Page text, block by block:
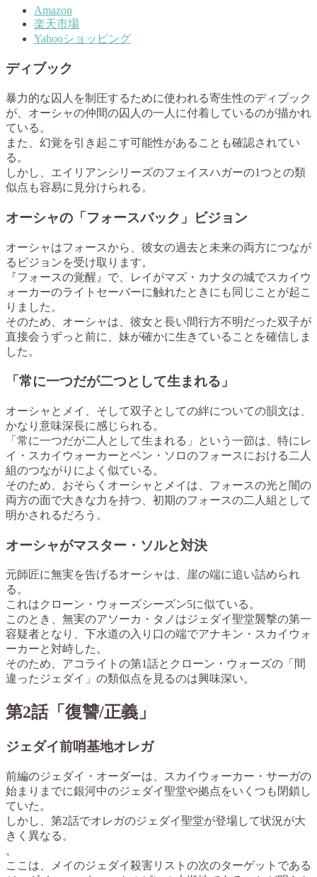
Amazon
楽天市場
Yahooショッピング
ディブック
暴力的な囚人を制圧するために使われる寄生性のディブック
が、オーシャの仲間の囚人の一人に付着しているのが描かれ
ている。
また、幻覚を引き起こす可能性があることも確認されてい
る。
しかし、エイリアンシリーズのフェイスハガーの1つとの類
似点も容易に見分けられる。
オーシャの「フォースバック」ビジョン
オーシャはフォースから、彼女の過去と未来の両方につなが
るビジョンを受け取ります。
『フォースの覚醒』で、レイがマズ・カナタの城でスカイウ
ォーカーのライトセーバーに触れたときにも同じことが起こ
りました。
そのため、オーシャは、彼女と長い間行方不明だった双子が
直接会うずっと前に、妹が確かに生きていることを確信しま
した。
「常に一つだが二つとして生まれる」
オーシャとメイ、そして双子としての絆についての韻文は、
かなり意味深長に感じられる。
「常に一つだが二人として生まれる」という一節は、特にレ
イ・スカイウォーカーとベン・ソロのフォースにおける二人
組のつながりによく似ている。
そのため、おそらくオーシャとメイは、フォースの光と闇の
両方の面で大きな力を持つ、初期のフォースの二人組として
明かされるだろう。
オーシャがマスター・ソルと対決
元師匠に無実を告げるオーシャは、崖の端に追い詰められ
る。
これはクローン・ウォーズシーズン5に似ている。
このとき、無実のアソーカ・タノはジェダイ聖堂襲撃の第一
容疑者となり、下水道の入り口の端でアナキン・スカイウォ
ーカーと対峙した。
そのため、アコライトの第1話とクローン・ウォーズの「間
違ったジェダイ」の類似点を見るのは興味深い。
第2話「復讐/正義」
ジェダイ前哨基地オレガ
前編のジェダイ・オーダーは、スカイウォーカー・サーガの
始まりまでに銀河中のジェダイ聖堂や拠点をいくつも閉鎖し
ていた。
しかし、第2話でオレガのジェダイ聖堂が登場して状況が大
きく異なる。
。
ここは、メイのジェダイ殺害リストの次のターゲットである